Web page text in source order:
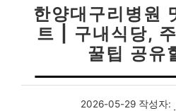
한양대구리병원
트 | 구내식당,
꿀팁 공유
2026-05-29 작성자: